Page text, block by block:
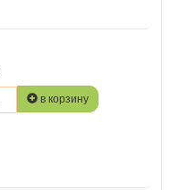
в корзину